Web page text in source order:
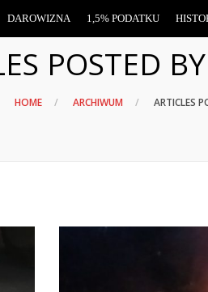
POSTED
HOME ARCHIWUM ARTICLES
DAROWIZNA 1,5% PODATKU